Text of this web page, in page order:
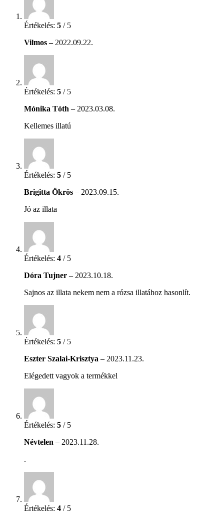
Értékelés: 5 / 5
Vilmos – 2022.09.22.
Értékelés: 5 / 5
Mónika Tóth – 2023.03.08.
Kellemes illatú
Értékelés: 5 / 5
Brigitta Ökrös – 2023.09.15.
Jó az illata
Értékelés: 4 / 5
Dóra Tujner – 2023.10.18.
Sajnos az illata nekem nem a rózsa illatához hasonlít.
Értékelés: 5 / 5
Eszter Szalai-Krisztya – 2023.11.23.
Elégedett vagyok a termékkel
Értékelés: 5 / 5
Névtelen – 2023.11.28.
.
Értékelés: 4 / 5